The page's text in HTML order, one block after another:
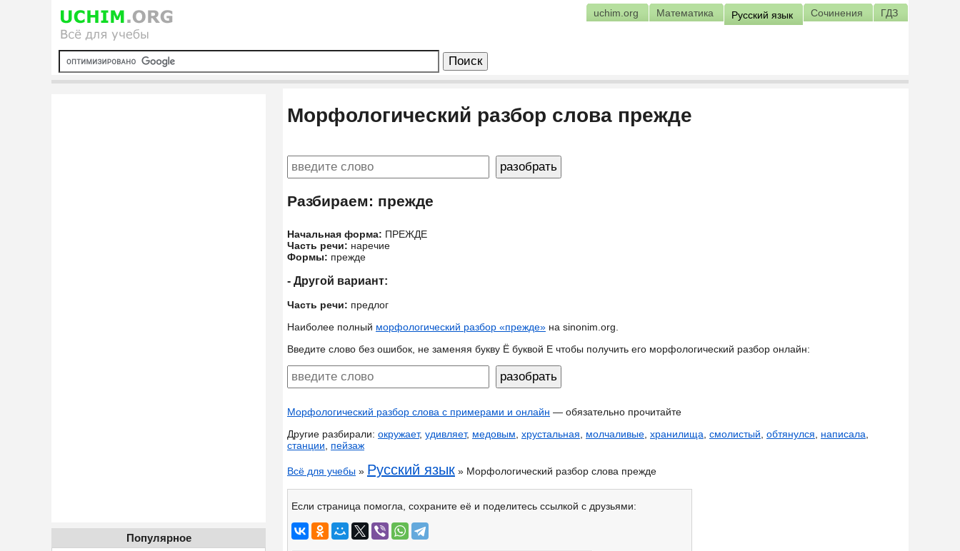
uchim.org Математика Русский язык Сочинения ГДЗ
Морфологический разбор слова прежде
Разбираем: прежде
Начальная форма: ПРЕЖДЕ
Часть речи: наречие
Формы: прежде
- Другой вариант:
Часть речи: предлог
Наиболее полный морфологический разбор «прежде» на sinonim.org.
Введите слово без ошибок, не заменяя букву Ё буквой Е чтобы получить его морфологический разбор онлайн:
Морфологический разбор слова с примерами и онлайн — обязательно прочитайте
Другие разбирали: окружает, удивляет, медовым хрустальная молчаливые хранилища смолистый обтянулся написала
станции
пейзаж
Всё для учебы » Русский язык » Морфологический разбор слова прежде
Если страница помогла, сохраните её и поделитесь ссылкой с друзьями:
Популярное